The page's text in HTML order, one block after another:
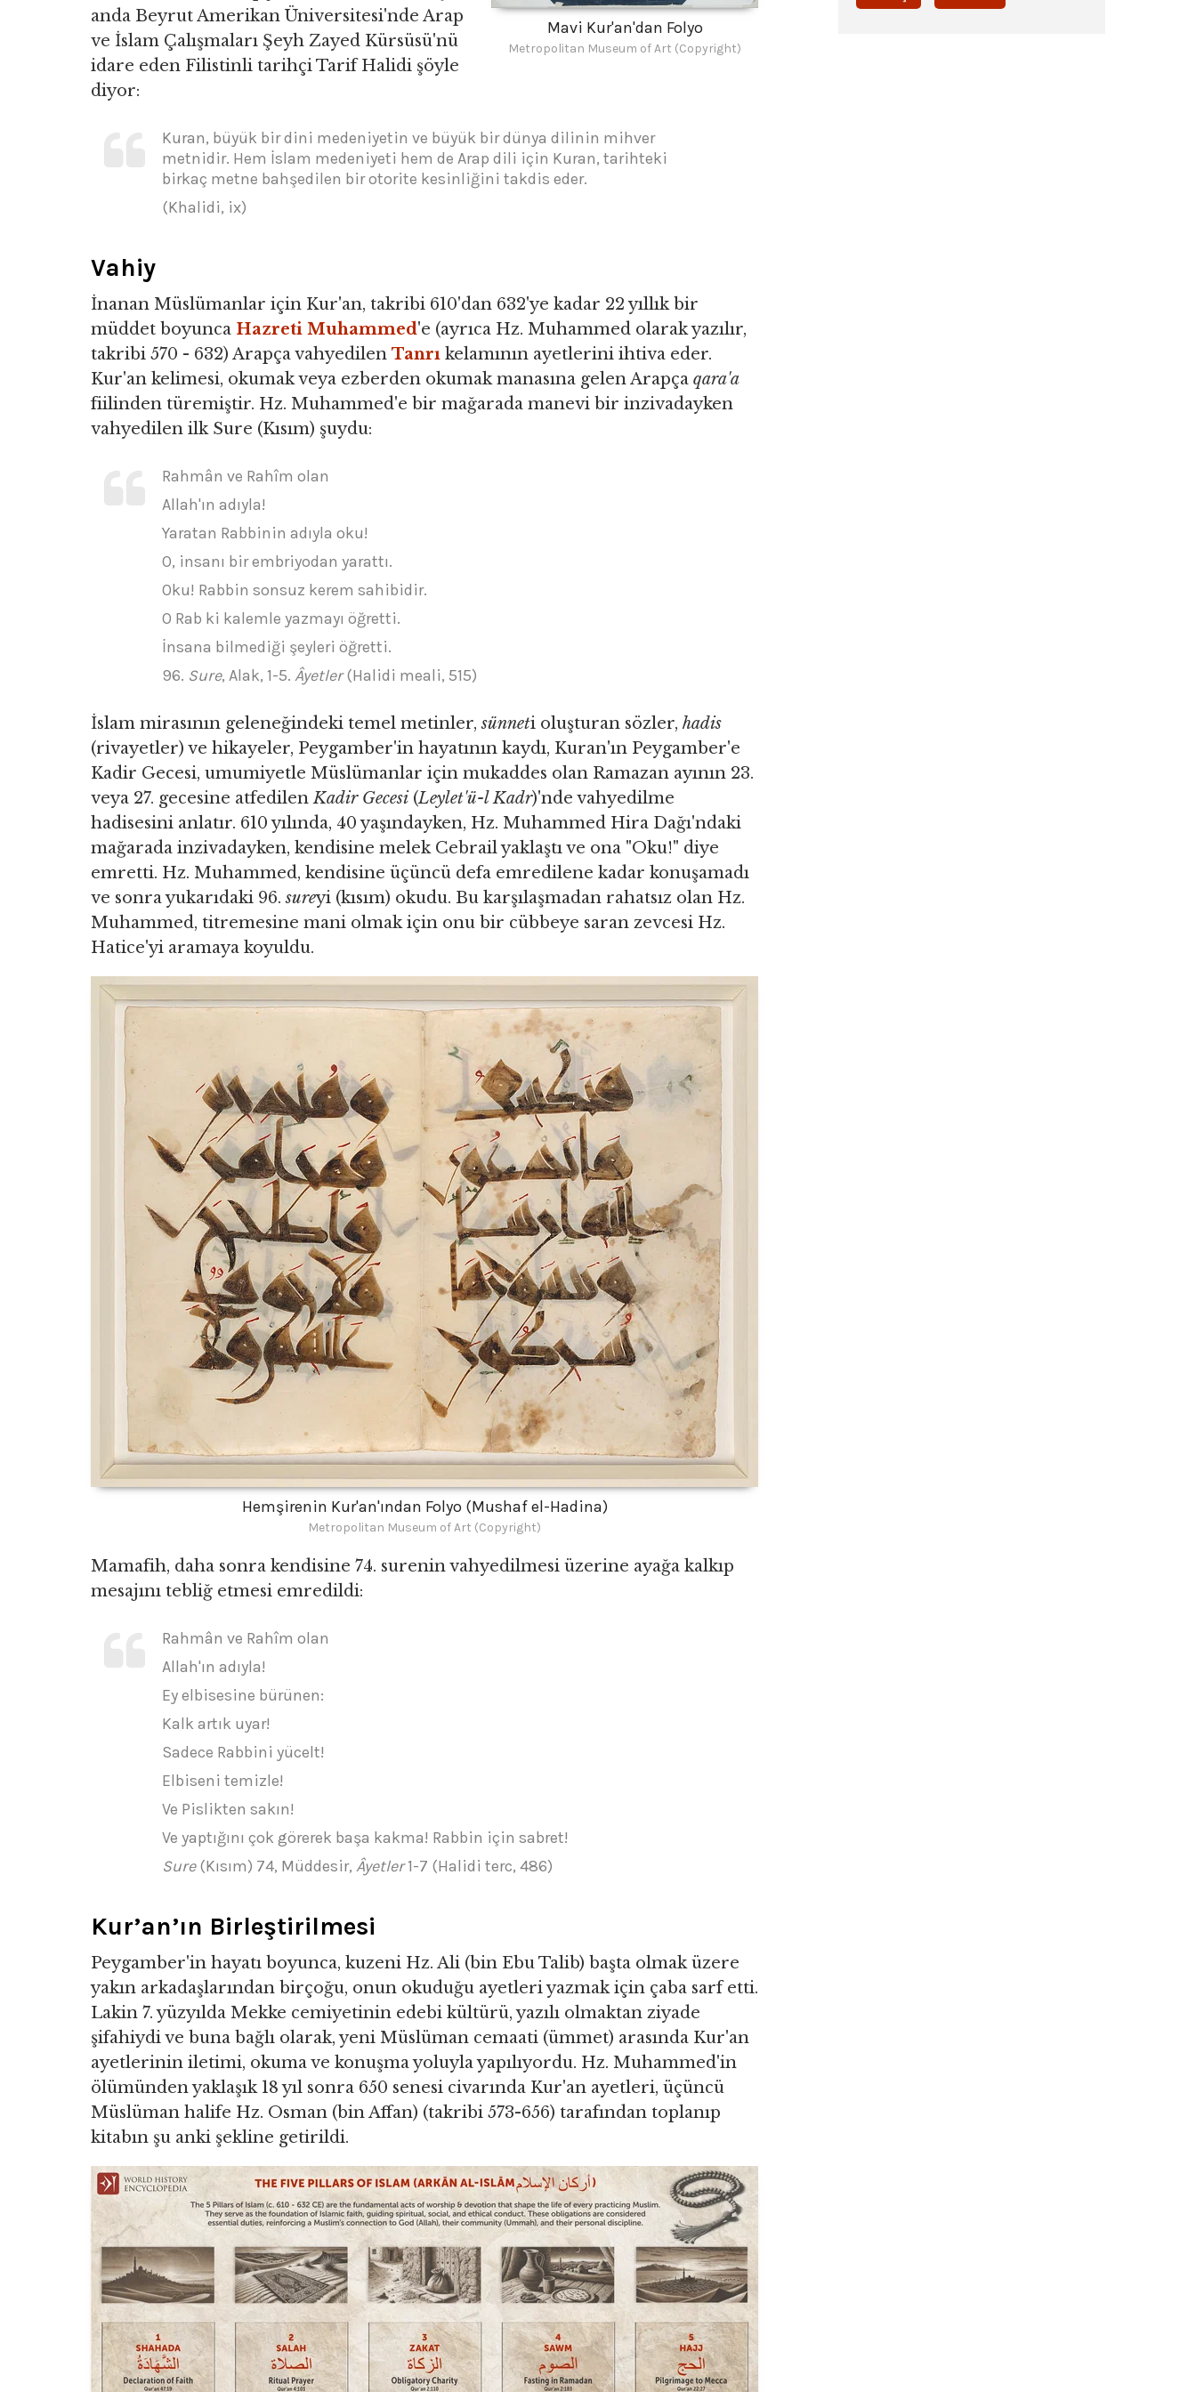
Mavi Kur'an'dan Folyo
Metropolitan Museum of Art (Copyright)
anda Beyrut Amerikan Üniversitesi'nde Arap
ve İslam Çalışmaları Şeyh Zayed Kürsüsü'nü
idare eden Filistinli tarihçi Tarif Halidi şöyle
diyor:
Kuran, büyük bir dini medeniyetin ve büyük bir dünya dilinin mihver
metnidir. Hem İslam medeniyeti hem de Arap dili için Kuran, tarihteki
birkaç metne bahşedilen bir otorite kesinliğini takdis eder.
(Khalidi, ix)
Vahiy
İnanan Müslümanlar için Kur'an, takribi 610'dan 632'ye kadar 22 yıllık bir
müddet boyunca Hazreti Muhammed'e (ayrıca Hz. Muhammed olarak yazılır,
takribi 570 - 632) Arapça vahyedilen Tanrı kelamının ayetlerini ihtiva eder.
Kur'an kelimesi, okumak veya ezberden okumak manasına gelen Arapça qara'a
fiilinden türemiştir. Hz. Muhammed'e bir mağarada manevi bir inzivadayken
vahyedilen ilk Sure (Kısım) şuydu:
Rahmân ve Rahîm olan
Allah'ın adıyla!
Yaratan Rabbinin adıyla oku!
O, insanı bir embriyodan yarattı.
Oku! Rabbin sonsuz kerem sahibidir.
O Rab ki kalemle yazmayı öğretti.
İnsana bilmediği şeyleri öğretti.
96. Sure, Alak, 1-5. Âyetler(Halidi meali, 515)
İslam mirasının geleneğindeki temel metinler,sünneti oluşturan sözler, hadis
(rivayetler) ve hikayeler, Peygamber'in hayatının kaydı, Kuran'ın Peygamber'e
Kadir Gecesi, umumiyetle Müslümanlar için mukaddes olan Ramazan ayının 23.
veya 27. gecesine atfedilenKadir Gecesi (Leylet'ü-l Kadr)'nde vahyedilme
hadisesini anlatır. 610 yılında, 40 yaşındayken, Hz. Muhammed Hira Dağı'ndaki
mağarada inzivadayken, kendisine melek Cebrail yaklaştı ve ona "Oku!" diye
emretti. Hz. Muhammed, kendisine üçüncü defa emredilene kadar konuşamadı
ve sonra yukarıdaki 96.sureyi (kısım) okudu. Bu karşılaşmadan rahatsız olan Hz.
Muhammed, titremesine mani olmak için onu bir cübbeye saran zevcesi Hz.
Hatice'yi aramaya koyuldu.
Hemşirenin Kur'an'ından Folyo (Mushaf el-Hadina)
Metropolitan Museum of Art (Copyright)
Mamafih, daha sonra kendisine 74. surenin vahyedilmesi üzerine ayağa kalkıp
mesajını tebliğ etmesi emredildi:
Rahmân ve Rahîm olan
Allah'ın adıyla!
Ey elbisesine bürünen:
Kalk artık uyar!
Sadece Rabbini yücelt!
Elbiseni temizle!
Ve Pislikten sakın!
Ve yaptığını çok görerek başa kakma! Rabbin için sabret!
Sure(Kısım) 74, Müddesir, Âyetler1-7 (Halidi terc, 486)
Kur’an’ın Birleştirilmesi
Peygamber'in hayatı boyunca, kuzeni Hz. Ali (bin Ebu Talib) başta olmak üzere
yakın arkadaşlarından birçoğu, onun okuduğu ayetleri yazmak için çaba sarf etti.
Lakin 7. yüzyılda Mekke cemiyetinin edebi kültürü, yazılı olmaktan ziyade
şifahiydi ve buna bağlı olarak, yeni Müslüman cemaati (ümmet) arasında Kur'an
ayetlerinin iletimi, okuma ve konuşma yoluyla yapılıyordu. Hz. Muhammed'in
ölümünden yaklaşık 18 yıl sonra 650 senesi civarında Kur'an ayetleri, üçüncü
Müslüman halife Hz. Osman (bin Affan) (takribi 573-656) tarafından toplanıp
kitabın şu anki şekline getirildi.